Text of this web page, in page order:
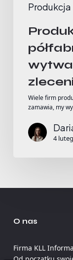
Produkcja
Wiele firm
zamawia, my
4
O nas
Firma KLL